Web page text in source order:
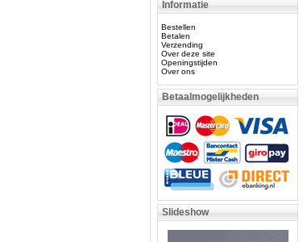
Informatie
Bestellen
Betalen
Verzending
Over deze site
Openingstijden
Over ons
Betaalmogelijkheden
Slideshow